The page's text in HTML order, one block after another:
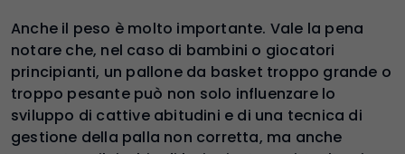
Anche il peso è molto importante. Vale la pena
notare che, nel caso di bambini o giocatori
principianti, un pallone da basket troppo grande o
troppo pesante può non solo influenzare lo
sviluppo di cattive abitudini e di una tecnica di
gestione della palla non corretta, ma anche